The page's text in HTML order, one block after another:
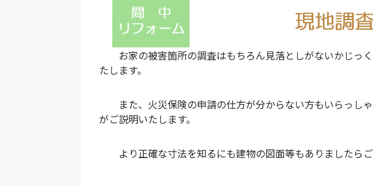
お家の被害箇所の調査はもちろん見落としがないかじっ
たします。
また、火災保険の申請の仕方が分からない方もいらっし
がご説明いたします。
より正確な寸法を知るにも建物の図面等もありましたらご